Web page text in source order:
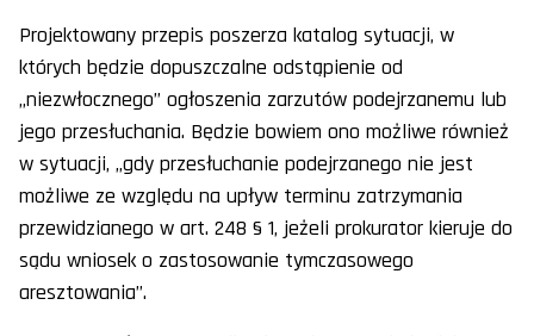
Projektowany przepis poszerza katalog sytuacji, w
których będzie dopuszczalne odstąpienie od
„niezwłocznego” ogłoszenia zarzutów podejrzanemu lub
jego przesłuchania. Będzie bowiem ono możliwe również
w sytuacji, „gdy przesłuchanie podejrzanego nie jest
możliwe ze względu na upływ terminu zatrzymania
przewidzianego w art. 248 § 1, jeżeli prokurator kieruje do
sądu wniosek o zastosowanie tymczasowego
aresztowania”.